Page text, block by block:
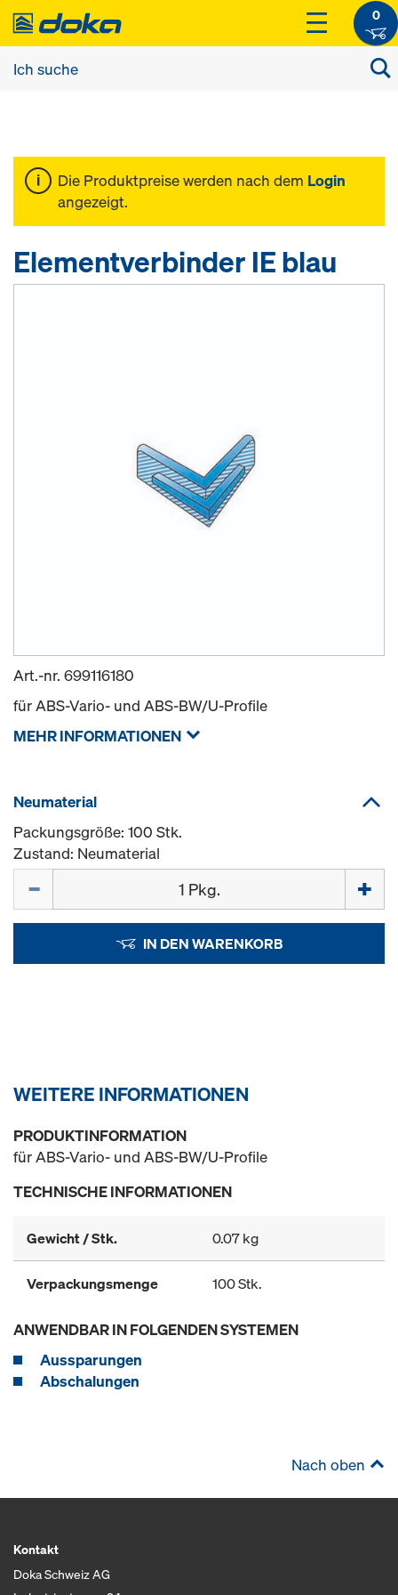
0
Die Produktpreise werden nach dem Login
angezeigt.
Elementverbinder IE blau
Art.-nr. 699116180
für ABS-Vario- und ABS-BW/U-Profile
MEHR INFORMATIONEN
Neumaterial
Packungsgröße: 100 Stk.
Zustand: Neumaterial
IN DEN WARENKORB
WEITERE INFORMATIONEN
PRODUKTINFORMATION
für ABS-Vario- und ABS-BW/U-Profile
TECHNISCHE INFORMATIONEN
Gewicht / Stk. 0.07 kg
Verpackungsmenge 100 Stk.
ANWENDBAR IN FOLGENDEN SYSTEMEN
Aussparungen
Abschalungen
Nach oben
Kontakt
Doka Schweiz AG